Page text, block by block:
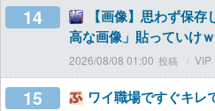
14
【画像】思わず保
高な画像」貼っていけ
2026/08/08 01:00 VIP
15 ワイ職場ですぐキレ